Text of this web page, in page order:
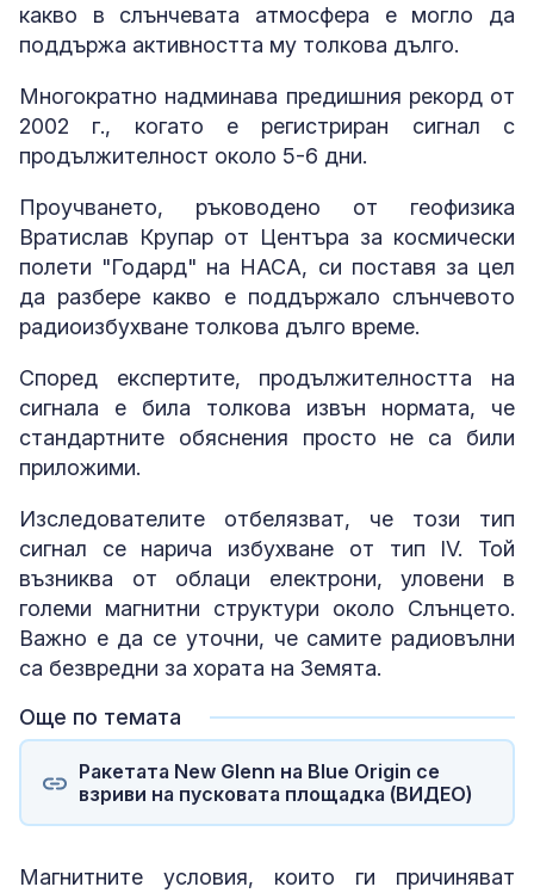
какво в слънчевата атмосфера е могло да
поддържа активността му толкова дълго.
Многократно надминава предишния рекорд от
2002 г., когато е регистриран сигнал с
продължителност около 5-6 дни.
Проучването, ръководено от геофизика
Вратислав Крупар от Центъра за космически
полети "Годард" на НАСА, си поставя за цел
да разбере какво е поддържало слънчевото
радиоизбухване толкова дълго време.
Според експертите, продължителността на
сигнала е била толкова извън нормата, че
стандартните обяснения просто не са били
приложими.
Изследователите отбелязват, че този тип
сигнал се нарича избухване от тип IV. Той
възниква от облаци електрони, уловени в
големи магнитни структури около Слънцето.
Важно е да се уточни, че самите радиовълни
са безвредни за хората на Земята.
Още по темата
Ракетата New Glenn на Blue Origin се
взриви на пусковата площадка (ВИДЕО)
Магнитните условия, които ги причиняват